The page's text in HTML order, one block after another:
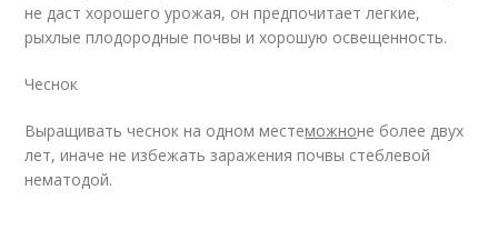
не даст хорошего урожая, он предпочитает легкие,
рыхлые плодородные почвы и хорошую освещенность.
Чеснок
Выращивать чеснок на одном местеможноне более двух
лет, иначе не избежать заражения почвы стеблевой
нематодой.